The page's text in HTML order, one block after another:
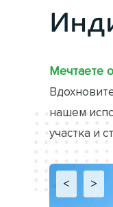
Мечтаете
нашем
участка и
< >